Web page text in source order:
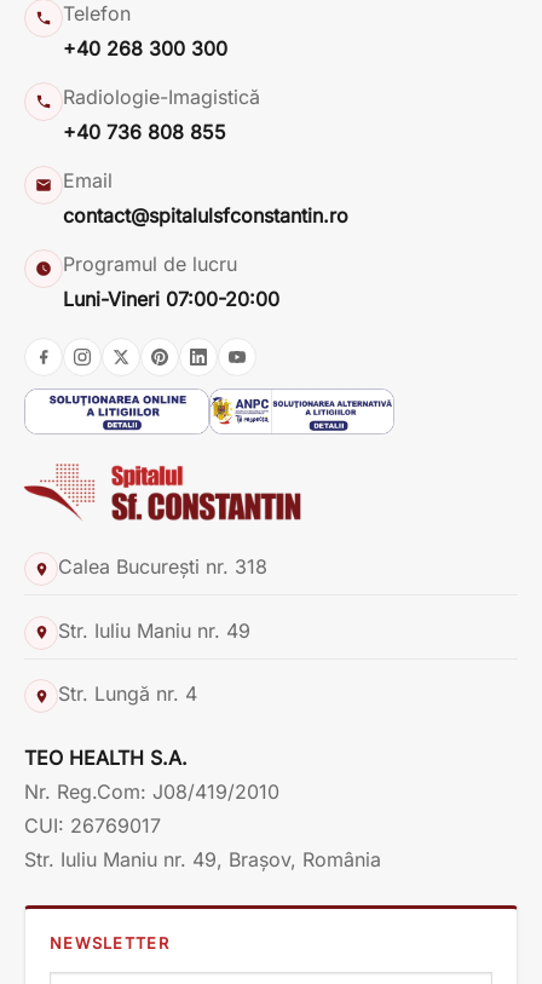
Telefon
+40 268 300 300
Radiologie-Imagistică
+40 736 808 855
Email
contact@spitalulsfconstantin.ro
Programul de lucru
Luni-Vineri 07:00-20:00
Calea București nr. 318
Str. Iuliu Maniu nr. 49
Str. Lungă nr. 4
TEO HEALTH S.A.
Nr. Reg.Com: J08/419/2010
CUI: 26769017
Str. Iuliu Maniu nr. 49, Brașov, România
NEWSLETTER